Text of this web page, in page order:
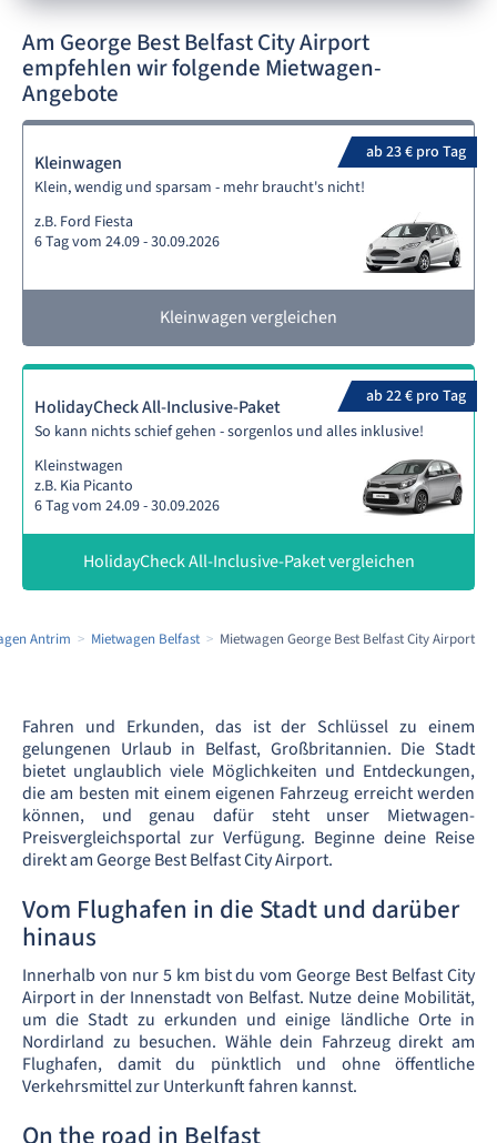
Am George Best Belfast City Airport
empfehlen wir folgende Mietwagen-
Angebote
ab 23 € pro Tag
Kleinwagen
Klein, wendig und sparsam - mehr braucht's nicht!
z.B. Ford Fiesta
6 Tag vom 24.09 - 30.09.2026
Kleinwagen vergleichen
ab 22 € pro Tag
HolidayCheck All-Inclusive-Paket
So kann nichts schief gehen - sorgenlos und alles inklusive!
Kleinstwagen
z.B. Kia Picanto
6 Tag vom 24.09 - 30.09.2026
HolidayCheck All-Inclusive-Paket vergleichen
Antrim Mietwagen Belfast Mietwagen George Best Belfast City Airport
Fahren und Erkunden, das ist der Schlüssel zu einem
gelungenen Urlaub in Belfast, Großbritannien. Die Stadt
bietet unglaublich viele Möglichkeiten und Entdeckungen,
die am besten mit einem eigenen Fahrzeug erreicht werden
können, und genau dafür steht unser Mietwagen-
Preisvergleichsportal zur Verfügung. Beginne deine Reise
direkt am George Best Belfast City Airport.
Vom Flughafen in die Stadt und darüber
hinaus
Innerhalb von nur 5 km bist du vom George Best Belfast City
Airport in der Innenstadt von Belfast. Nutze deine Mobilität,
um die Stadt zu erkunden und einige ländliche Orte in
Nordirland zu besuchen. Wähle dein Fahrzeug direkt am
Flughafen, damit du pünktlich und ohne öffentliche
Verkehrsmittel zur Unterkunft fahren kannst.